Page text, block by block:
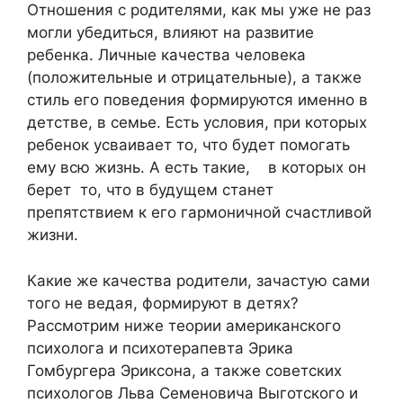
Отношения с родителями, как мы уже не раз
могли убедиться, влияют на развитие
ребенка. Личные качества человека
(положительные и отрицательные), а также
стиль его поведения формируются именно в
детстве, в семье. Есть условия, при которых
ребенок усваивает то, что будет помогать
ему всю жизнь. А есть такие, в которых он
берет то, что в будущем станет
препятствием к его гармоничной счастливой
жизни.
Какие же качества родители, зачастую сами
того не ведая, формируют в детях?
Рассмотрим ниже теории американского
психолога и психотерапевта Эрика
Гомбургера Эриксона, а также советских
психологов Льва Семеновича Выготского и